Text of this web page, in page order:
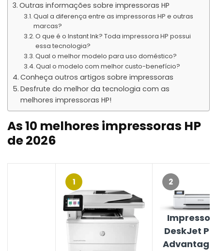
Outras informações sobre impressoras HP
Qual a diferença entre as impressoras HP e outras
marcas?
O que é o Instant Ink? Toda impressora HP possui
essa tecnologia?
Qual o melhor modelo para uso doméstico?
Qual o modelo com melhor custo-benefício?
Conheça outros artigos sobre impressoras
Desfrute do melhor da tecnologia com as
melhores impressoras HP!
As 10 melhores impressoras HP
de 2026
1 2
DeskJet
Advantage